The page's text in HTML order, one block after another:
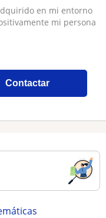
en mi entorno
mi persona
Contactar